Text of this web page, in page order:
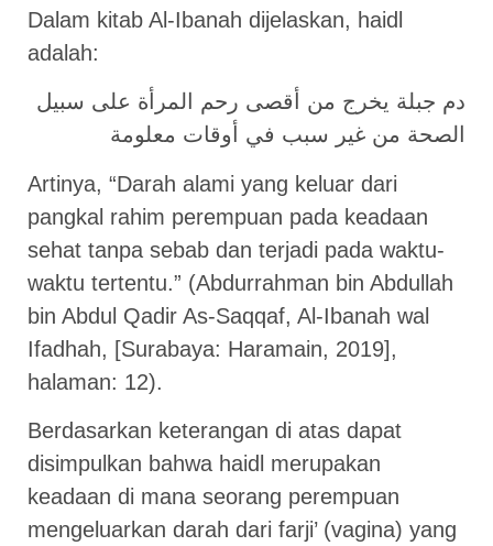
Dalam kitab Al-Ibanah dijelaskan, haidl
adalah:
دم جبلة يخرج من أقصى رحم المرأة على سبيل
الصحة من غير سبب في أوقات معلومة
Artinya, “Darah alami yang keluar dari
pangkal rahim perempuan pada keadaan
sehat tanpa sebab dan terjadi pada waktu-
waktu tertentu.” (Abdurrahman bin Abdullah
bin Abdul Qadir As-Saqqaf, Al-Ibanah wal
Ifadhah, [Surabaya: Haramain, 2019],
halaman: 12).
Berdasarkan keterangan di atas dapat
disimpulkan bahwa haidl merupakan
keadaan di mana seorang perempuan
mengeluarkan darah dari farji’ (vagina) yang